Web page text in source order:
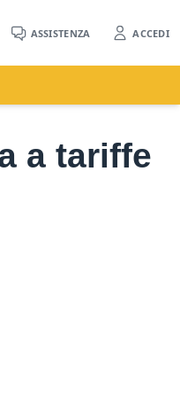
ASSISTENZA ACCEDI
a tariffe